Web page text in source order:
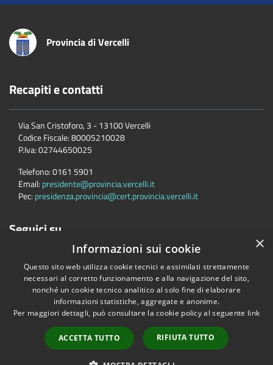
Provincia di Vercelli
Recapiti e contatti
Via San Cristoforo, 3 - 13100 Vercelli
Codice Fiscale:80005210028
P.Iva:02744650025
Telefono:0161 5901
Email: presidente@provincia.vercelli.it
Pec: presidenza.provincia@cert.provincia.vercelli.it
Seguici su
Accessibilità
Mappa del sito
Dichiarazione di accessibilità e meccanismo di feedback
Link Utili
×
Informazioni sui cookie
Questo sito web utilizza cookie tecnici e assimilati strettamente
necessari al corretto funzionamento e alla navigazione del sito,
nonché un cookie tecnico analitico al solo fine di elaborare
informazioni statistiche, aggregate e anonime.
Per maggiori dettagli, può consultare la cookie policy al seguente link
ACCETTA TUTTO RIFIUTA TUTTO